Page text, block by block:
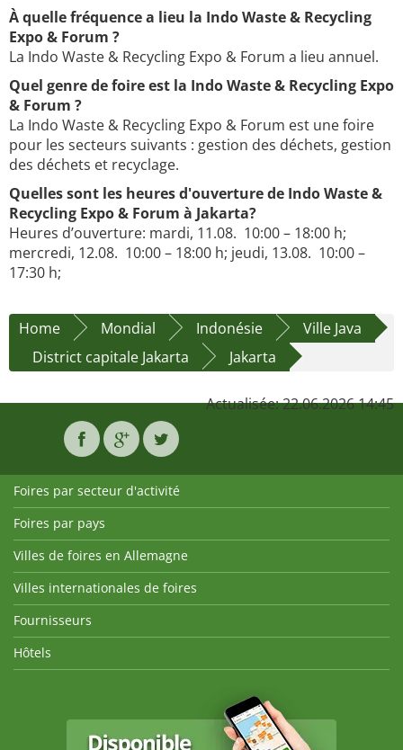
À quelle fréquence a lieu la Indo Waste & Recycling
Expo & Forum ?
La Indo Waste & Recycling Expo & Forum a lieu annuel.
Quel genre de foire est la Indo Waste & Recycling Expo
& Forum ?
La Indo Waste & Recycling Expo & Forum est une foire
pour les secteurs suivants : gestion des déchets, gestion
des déchets et recyclage.
Quelles sont les heures d'ouverture de Indo Waste &
Recycling Expo & Forum à Jakarta?
Heures d’ouverture: mardi, 11.08. 10:00 – 18:00 h;
mercredi, 12.08. 10:00 – 18:00 h; jeudi, 13.08. 10:00 –
17:30 h;
Home Mondial Indonésie
Ville Java
District capitale Jakarta
Jakarta
Actualisée: 22.06.2026 14:45
Foires par secteur d'activité
Foires par pays
Villes de foires en Allemagne
Villes internationales de foires
Fournisseurs
Hôtels